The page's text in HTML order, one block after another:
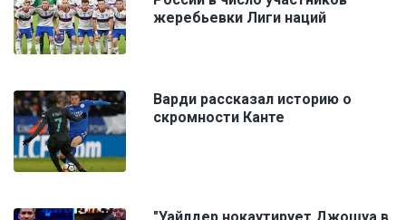
жеребьевки Лиги наций
Варди рассказал историю о
скромности Канте